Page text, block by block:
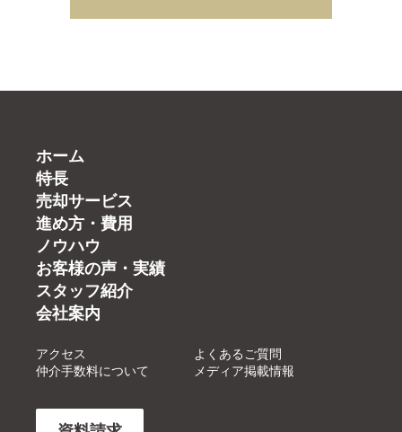
ホーム
特長
売却サービス
進め方・費用
ノウハウ
お客様の声・実績
スタッフ紹介
会社案内
アクセス
よくあるご質問
仲介手数料について
メディア掲載情報